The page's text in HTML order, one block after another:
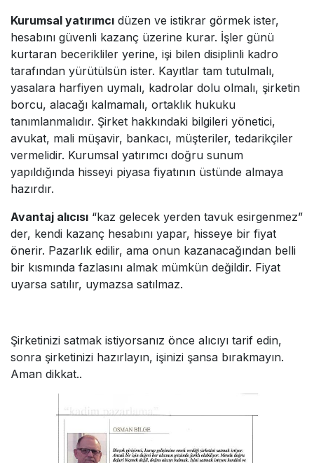
Kurumsal yatırımcı düzen ve istikrar görmek ister,
hesabını güvenli kazanç üzerine kurar. İşler günü
kurtaran becerikliler yerine, işi bilen disiplinli kadro
tarafından yürütülsün ister. Kayıtlar tam tutulmalı,
yasalara harfiyen uymalı, kadrolar dolu olmalı, şirketin
borcu, alacağı kalmamalı, ortaklık hukuku
tanımlanmalıdır. Şirket hakkındaki bilgileri yönetici,
avukat, mali müşavir, bankacı, müşteriler, tedarikçiler
vermelidir. Kurumsal yatırımcı doğru sunum
yapıldığında hisseyi piyasa fiyatının üstünde almaya
hazırdır.
Avantaj alıcısı “kaz gelecek yerden tavuk esirgenmez”
der, kendi kazanç hesabını yapar, hisseye bir fiyat
önerir. Pazarlık edilir, ama onun kazanacağından belli
bir kısmında fazlasını almak mümkün değildir. Fiyat
uyarsa satılır, uymazsa satılmaz.
Şirketinizi satmak istiyorsanız önce alıcıyı tarif edin,
sonra şirketinizi hazırlayın, işinizi şansa bırakmayın.
Aman dikkat..